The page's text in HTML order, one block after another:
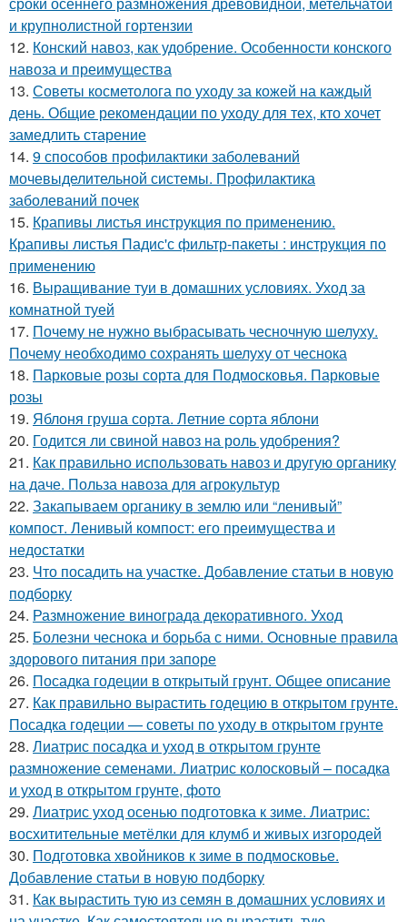
и крупнолистной гортензии
12. Конский навоз, как удобрение. Особенности конского
навоза и преимущества
13. Советы косметолога по уходу за кожей на каждый
день. Общие рекомендации по уходу для тех, кто хочет
замедлить старение
14. 9 способов профилактики заболеваний
мочевыделительной системы. Профилактика
заболеваний почек
15. Крапивы листья инструкция по применению.
Крапивы листья Падис'с фильтр-пакеты : инструкция по
применению
16. Выращивание туи в домашних условиях. Уход за
комнатной туей
17. Почему не нужно выбрасывать чесночную шелуху.
Почему необходимо сохранять шелуху от чеснока
18. Парковые розы сорта для Подмосковья. Парковые
розы
19. Яблоня груша сорта. Летние сорта яблони
20. Годится ли свиной навоз на роль удобрения?
21. Как правильно использовать навоз и другую органику
на даче. Польза навоза для агрокультур
22. Закапываем органику в землю или “ленивый”
компост. Ленивый компост: его преимущества и
недостатки
23. Что посадить на участке. Добавление статьи в новую
подборку
24. Размножение винограда декоративного. Уход
25. Болезни чеснока и борьба с ними. Основные правила
здорового питания при запоре
26. Посадка годеции в открытый грунт. Общее описание
27. Как правильно вырастить годецию в открытом грунте.
Посадка годеции — советы по уходу в открытом грунте
28. Лиатрис посадка и уход в открытом грунте
размножение семенами. Лиатрис колосковый – посадка
и уход в открытом грунте, фото
29. Лиатрис уход осенью подготовка к зиме. Лиатрис:
восхитительные метёлки для клумб и живых изгородей
30. Подготовка хвойников к зиме в подмосковье.
Добавление статьи в новую подборку
31. Как вырастить тую из семян в домашних условиях и